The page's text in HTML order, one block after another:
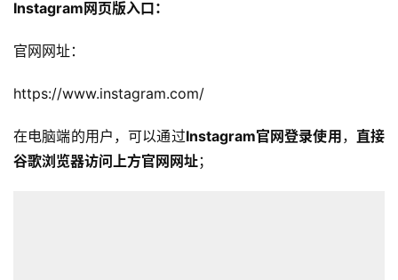
首
全
Instagram网页版入口：
官网网址：
https://www.instagram.com/
在电脑端的用户，可以通过Instagram官网登录使用 ， 直接
谷歌浏览器访问上方官网网址；